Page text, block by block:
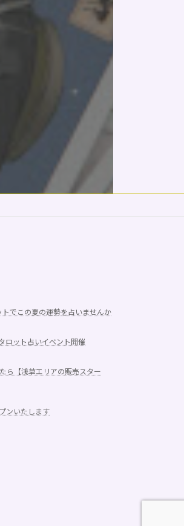
トでこの夏の運勢を占いませんか
ロット占いイベント開催
ら【浅草エリアの販売スター
ンいたします